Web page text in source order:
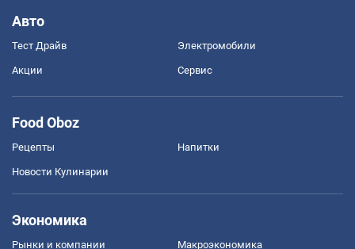
Авто
Тест Драйв Электромобили
Акции Сервис
Food Oboz
Рецепты Напитки
Новости Кулинарии
Экономика
Рынки и компании Mакроэкономика